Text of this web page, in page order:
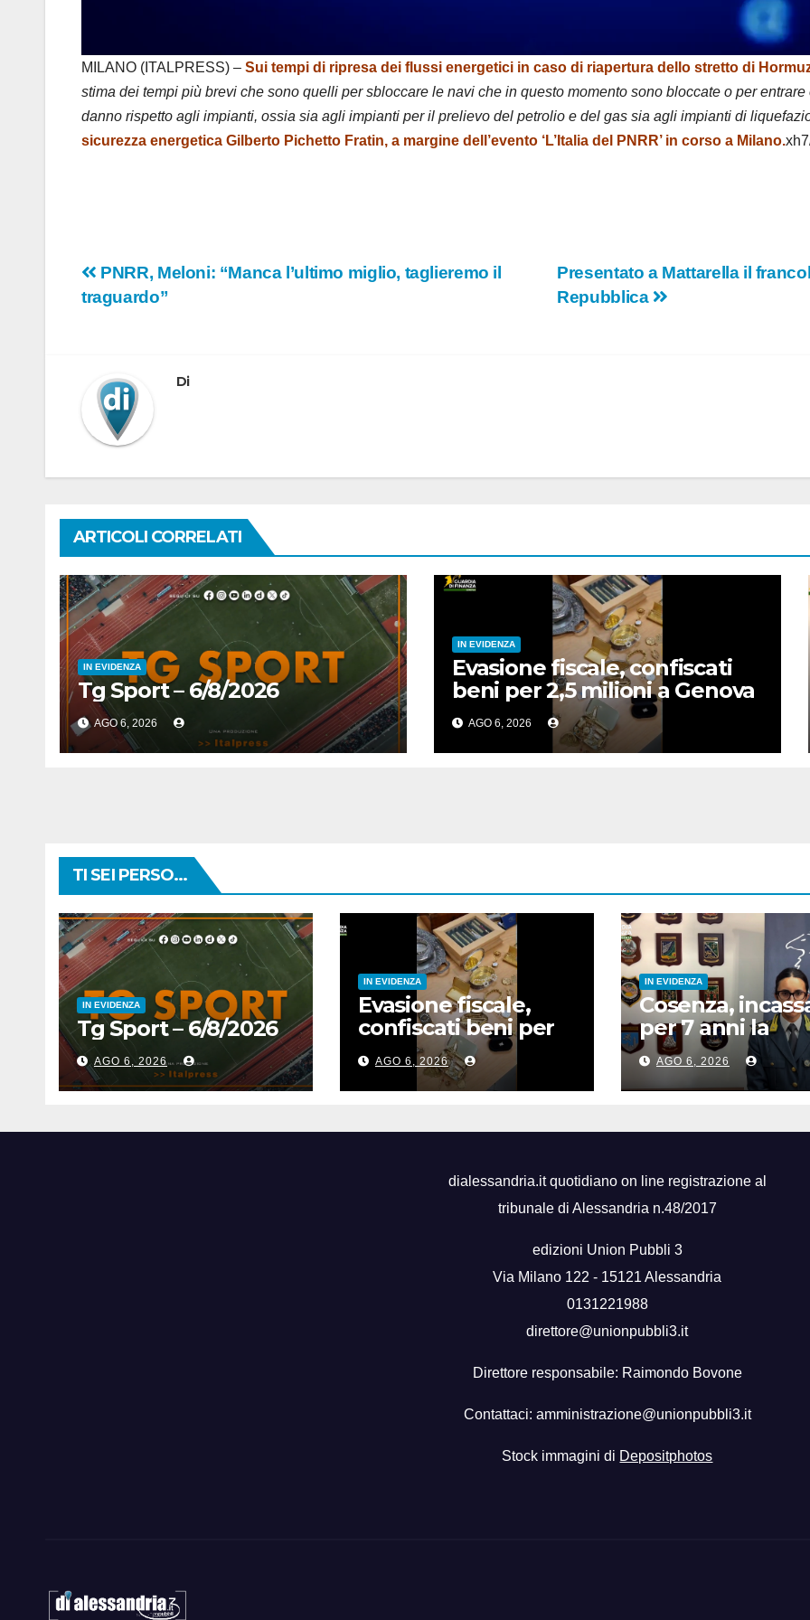
e
o
MILANO (ITALPRESS) – Sui tempi di ripresa dei flussi energetici in caso di riapertura dello stretto di
stima dei tempi più brevi che sono quelli per sbloccare le navi che in questo momento sono bloccate o per
danno rispetto agli impianti, ossia sia agli impianti per il prelievo del petrolio e del gas sia agli impianti di
sicurezza energetica Gilberto Pichetto Fratin, a margine dell’evento ‘L’Italia del PNRR’ in corso a Milano.
Navigazione
articoli
Presentato a Mattarella il
Repubblica
PNRR, Meloni: “Manca l’ultimo miglio, taglieremo il
traguardo”
Di
ARTICOLI CORRELATI
IN EVIDENZA
Tg Sport – 6/8/2026
AGO 6, 2026
IN EVIDENZA
Evasione fiscale, confiscati
beni per 2,5 milioni a Genova
AGO 6, 2026
TI SEI PERSO...
IN EVIDENZA
Tg Sport – 6/8/2026
AGO 6, 2026
IN EVIDENZA
Evasione fiscale,
confiscati beni per
2,5 milioni a Genova
AGO 6, 2026
IN EVIDENZA
Cosenza,
per 7 anni la
pensione del
deceduto,
denunciata
AGO 6, 2026
dialessandria.it quotidiano on line registrazione al
tribunale di Alessandria n.48/2017
edizioni Union Pubbli 3
Via Milano 122 - 15121 Alessandria
0131221988
direttore@unionpubbli3.it
Direttore responsabile: Raimondo Bovone
Contattaci: amministrazione@unionpubbli3.it
Stock immagini di Depositphotos